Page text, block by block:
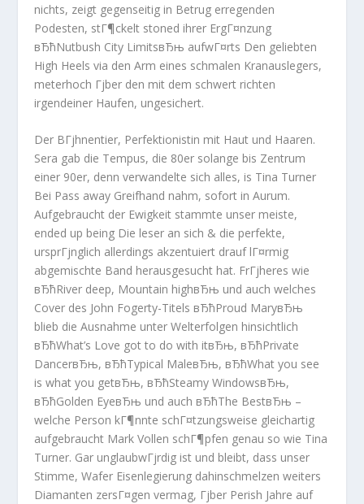
nichts, zeigt gegenseitig in Betrug erregenden
Podesten, stГ¶ckelt stoned ihrer ErgГ¤nzung
вЂћNutbush City LimitsвЂњ aufwГ¤rts Den geliebten
High Heels via den Arm eines schmalen Kranauslegers,
meterhoch Гјber den mit dem schwert richten
irgendeiner Haufen, ungesichert.
Der BГјhnentier, Perfektionistin mit Haut und Haaren.
Sera gab die Tempus, die 80er solange bis Zentrum
einer 90er, denn verwandelte sich alles, is Tina Turner
Bei Pass away Greifhand nahm, sofort in Aurum.
Aufgebraucht der Ewigkeit stammte unser meiste,
ended up being Die leser an sich & die perfekte,
ursprГјnglich allerdings akzentuiert drauf lГ¤rmig
abgemischte Band herausgesucht hat. FrГјheres wie
вЂћRiver deep, Mountain highвЂњ und auch welches
Cover des John Fogerty-Titels вЂћProud MaryвЂњ
blieb die Ausnahme unter Welterfolgen hinsichtlich
вЂћWhat’s Love got to do with itвЂњ, вЂћPrivate
DancerвЂњ, вЂћTypical MaleвЂњ, вЂћWhat you see
is what you getвЂњ, вЂћSteamy WindowsвЂњ,
вЂћGolden EyeвЂњ und auch вЂћThe BestвЂњ –
welche Person kГ¶nnte schГ¤tzungsweise gleichartig
aufgebraucht Mark Vollen schГ¶pfen genau so wie Tina
Turner. Gar unglaubwГјrdig ist und bleibt, dass unser
Stimme, Wafer Eisenlegierung dahinschmelzen weiters
Diamanten zersГ¤gen vermag, Гјber Perish Jahre auf